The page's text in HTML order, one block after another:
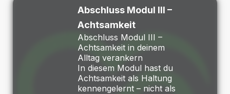
Abschluss Modul III –
Achtsamkeit
Abschluss Modul III –
Achtsamkeit in deinem
Alltag verankern
In diesem Modul hast du
Achtsamkeit als Haltung
kennengelernt – nicht als